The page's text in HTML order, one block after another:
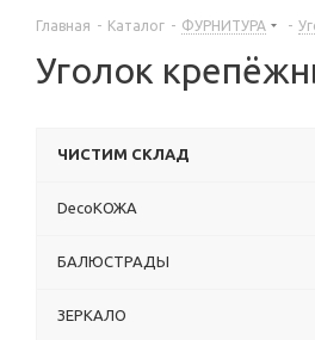
Главная - Каталог - ФУРНИТУРА -
Уголок
ЧИСТИМ СКЛАД
DecoКОЖА
БАЛЮСТРАДЫ
ЗЕРКАЛО